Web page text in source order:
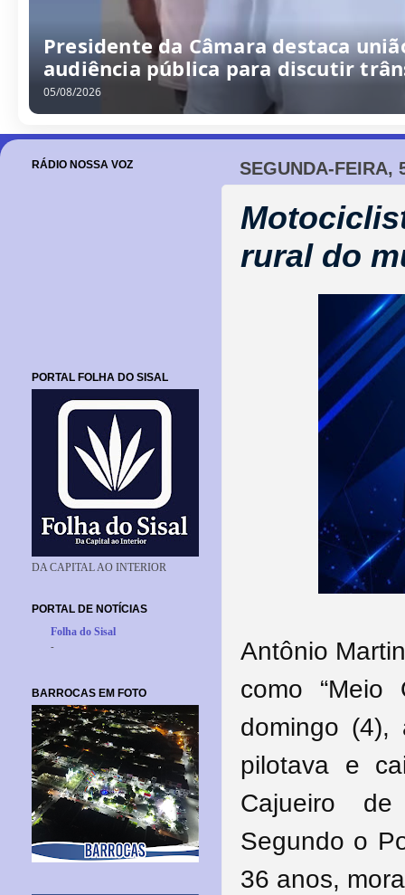
Presidente da Câmara destaca
audiência pública para discutir
05/08/2026
SEGUNDA-FEIRA,
rural do
Antônio
como
domingo
pilotava e
Cajueiro
Segundo o
36 anos,
RÁDIO NOSSA VOZ
PORTAL FOLHA DO SISAL
DA CAPITAL AO INTERIOR
PORTAL DE NOTÍCIAS
Folha do Sisal
-
BARROCAS EM FOTO